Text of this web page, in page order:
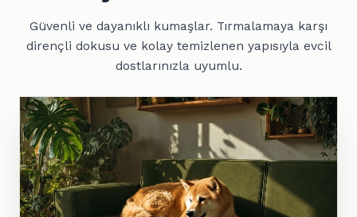
Güvenli ve dayanıklı kumaşlar. Tırmalamaya karşı
dirençli dokusu ve kolay temizlenen yapısıyla evcil
dostlarınızla uyumlu.